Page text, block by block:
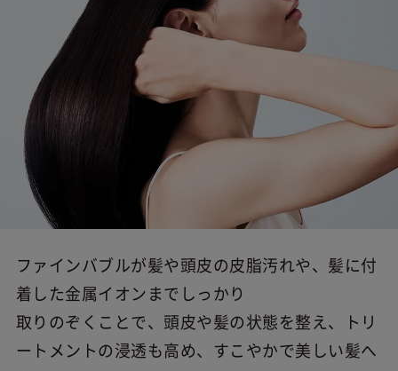
ファインバブルが髪や頭皮の皮脂汚れや、髪に付
着した金属イオンまでしっかり
取りのぞくことで、頭皮や髪の状態を整え、トリ
ートメントの浸透も高め、すこやかで美しい髪へ